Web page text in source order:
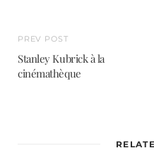
PREV POST
Stanley Kubrick à la
cinémathèque